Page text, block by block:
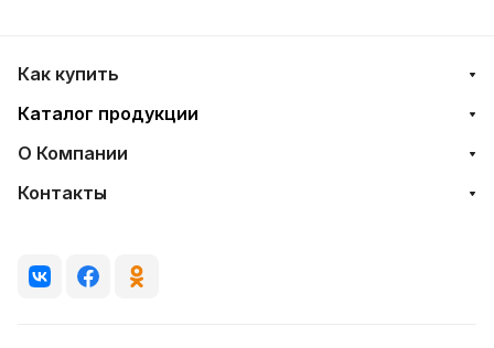
Как купить
Каталог продукции
О Компании
Контакты